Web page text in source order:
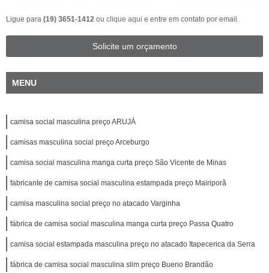
Ligue para (19) 3651-1412 ou clique aqui e entre em contato por email.
Solicite um orçamento
MENU
camisa social masculina preço ARUJÁ
camisas masculina social preço Arceburgo
camisa social masculina manga curta preço São Vicente de Minas
fabricante de camisa social masculina estampada preço Mairiporã
camisa masculina social preço no atacado Varginha
fábrica de camisa social masculina manga curta preço Passa Quatro
camisa social estampada masculina preço no atacado Itapecerica da Serra
fábrica de camisa social masculina slim preço Bueno Brandão